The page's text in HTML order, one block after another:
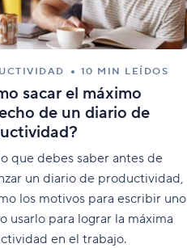
10 MIN LEÍDOS
sacar el máximo
de un diario de
que debes saber antes de
un diario de productividad,
los motivos para escribir uno
usarlo para lograr la máxima
en el trabajo.